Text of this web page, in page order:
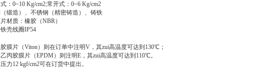
：0~10 Kg/cm2;常开式：0~6 Kg/cm2
锻造）、不锈钢（精密铸造）、铸铁
材质：橡胶（NBR）
壳线圈IP54
膜片（Viton）则在订单中注明V，其zui高温度可达到130℃；
丙胶膜片（EPDM）则注明E，其zui高温度可达到110℃。
力12 kgf/cm2可在订货中提出。